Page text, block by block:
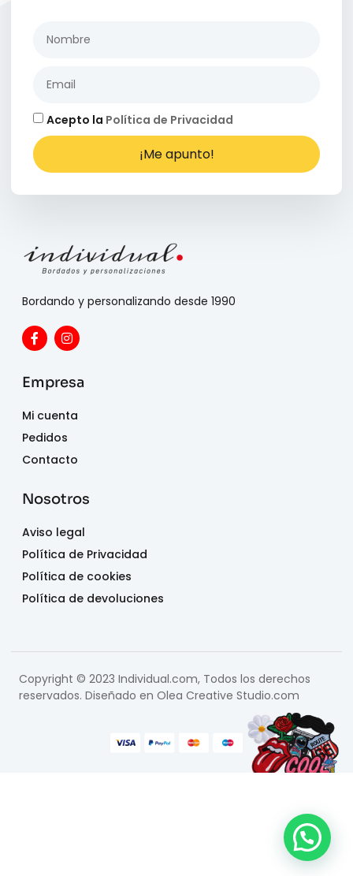
Acepto la Política de Privacidad
¡Me apunto!
Bordando y personalizando desde 1990
Empresa
Mi cuenta
Pedidos
Contacto
Nosotros
Aviso legal
Política de Privacidad
Política de cookies
Política de devoluciones
Copyright © 2023 Individual.com, Todos los derechos
reservados. Diseñado en Olea Creative Studio.com